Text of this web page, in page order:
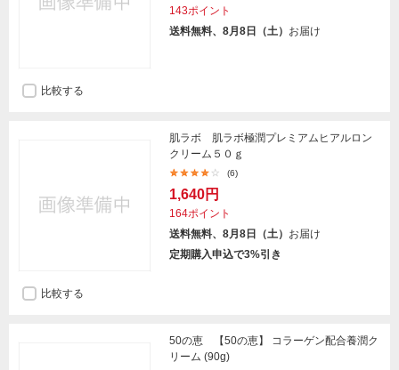
143ポイント
送料無料、8月8日（土） お届け
比較する
肌ラボ 肌ラボ極潤プレミアムヒアルロン
クリーム５０ｇ
(6)
1,640円
164ポイント
送料無料、8月8日（土） お届け
定期購入申込で3%引き
比較する
50の恵 【50の恵】 コラーゲン配合養潤ク
リーム (90g)